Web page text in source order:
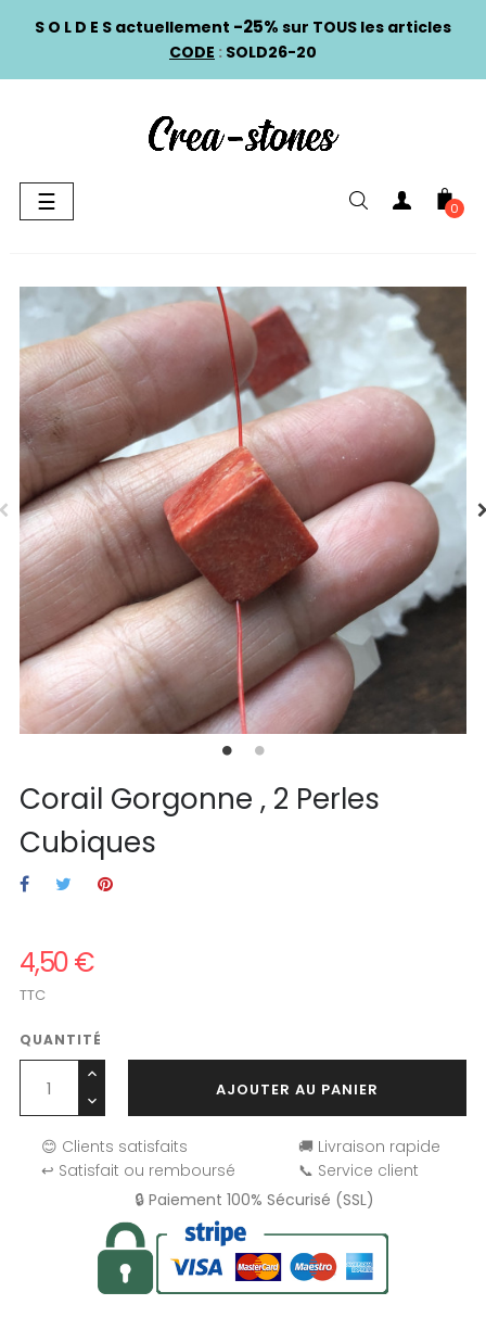
S O L D E S actuellement -25% sur TOUS les articles
CODE : SOLD26-20
Basculer
la
☰ 0
Corail Gorgonne , 2 Perles
Cubiques
4,50 €
TTC
QUANTITÉ
AJOUTER AU PANIER
😊 Clients satisfaits
🚚 Livraison rapide
↩️ Satisfait ou remboursé
📞 Service client
🔒 Paiement 100% Sécurisé (SSL)